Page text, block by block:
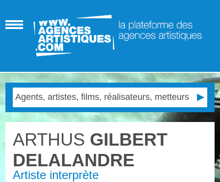
ARTHUS GILBERT
DELALANDRE
Artiste interprète